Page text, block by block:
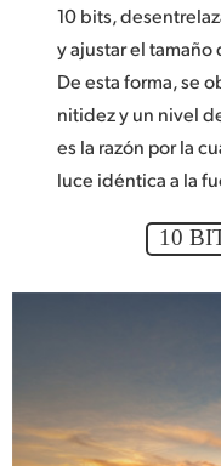
10 bits,
y ajustar el
De esta forma, se
nitidez y un nivel
es la razón por la
luce idéntica a la